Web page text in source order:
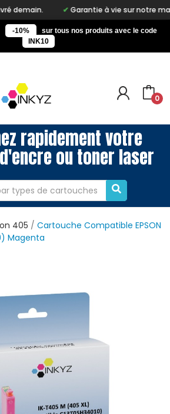
Garantie à vie sur notre marque Inkyz
-10%
sur tous nos produits avec le code
INK10
0
rapidement votre
ou toner laser
405
Cartouche Compatible EPSON
Magenta